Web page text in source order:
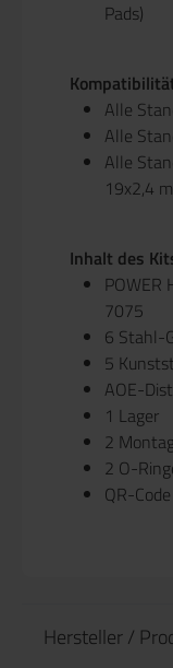
Pads)
Alle
Alle
Alle
19x2,4
Inhalt des
POWER
7075
6 Stahl-
5
AOE-
1 Lager
2
2 O-
QR-
Hersteller /